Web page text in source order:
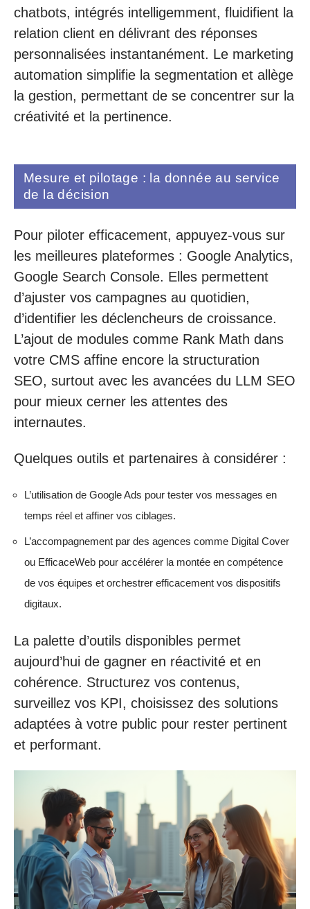
chatbots, intégrés intelligemment, fluidifient la
relation client en délivrant des réponses
personnalisées instantanément. Le marketing
automation simplifie la segmentation et allège
la gestion, permettant de se concentrer sur la
créativité et la pertinence.
Mesure et pilotage : la donnée au service
de la décision
Pour piloter efficacement, appuyez-vous sur
les meilleures plateformes : Google Analytics,
Google Search Console. Elles permettent
d’ajuster vos campagnes au quotidien,
d’identifier les déclencheurs de croissance.
L’ajout de modules comme Rank Math dans
votre CMS affine encore la structuration
SEO, surtout avec les avancées du LLM SEO
pour mieux cerner les attentes des
internautes.
Quelques outils et partenaires à considérer :
L’utilisation de Google Ads pour tester vos messages en
temps réel et affiner vos ciblages.
L’accompagnement par des agences comme Digital Cover
ou EfficaceWeb pour accélérer la montée en compétence
de vos équipes et orchestrer efficacement vos dispositifs
digitaux.
La palette d’outils disponibles permet
aujourd’hui de gagner en réactivité et en
cohérence. Structurez vos contenus,
surveillez vos KPI, choisissez des solutions
adaptées à votre public pour rester pertinent
et performant.